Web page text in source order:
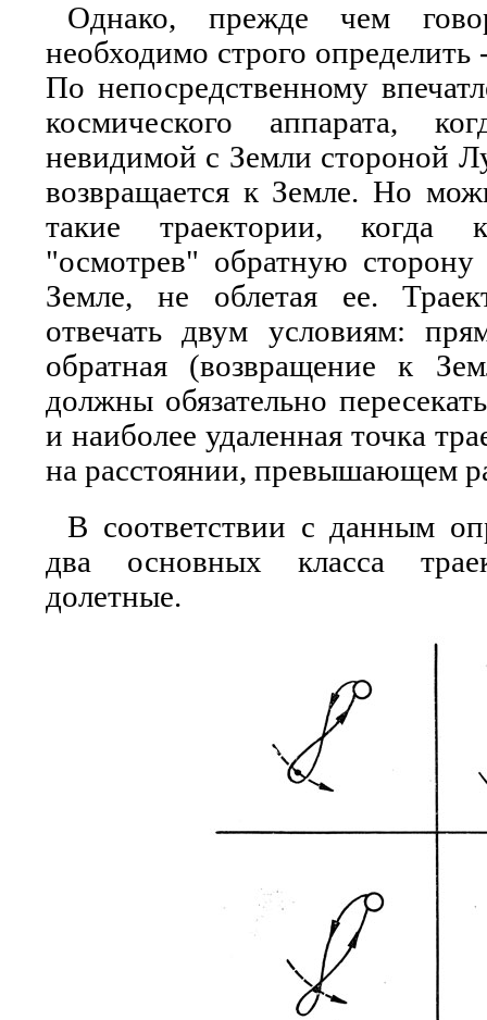
Однако, прежде чем
необходимо строго
По непосредственному
космического аппарата,
невидимой с Земли стороной
возвращается к Земле. Но
такие траектории, когда
"осмотрев" обратную
Земле, не облетая ее.
отвечать двум условиям:
обратная (возвращение к
должны обязательно
и наиболее удаленная точка
на расстоянии, превышающем
В соответствии с данным
два основных класса
долетные.